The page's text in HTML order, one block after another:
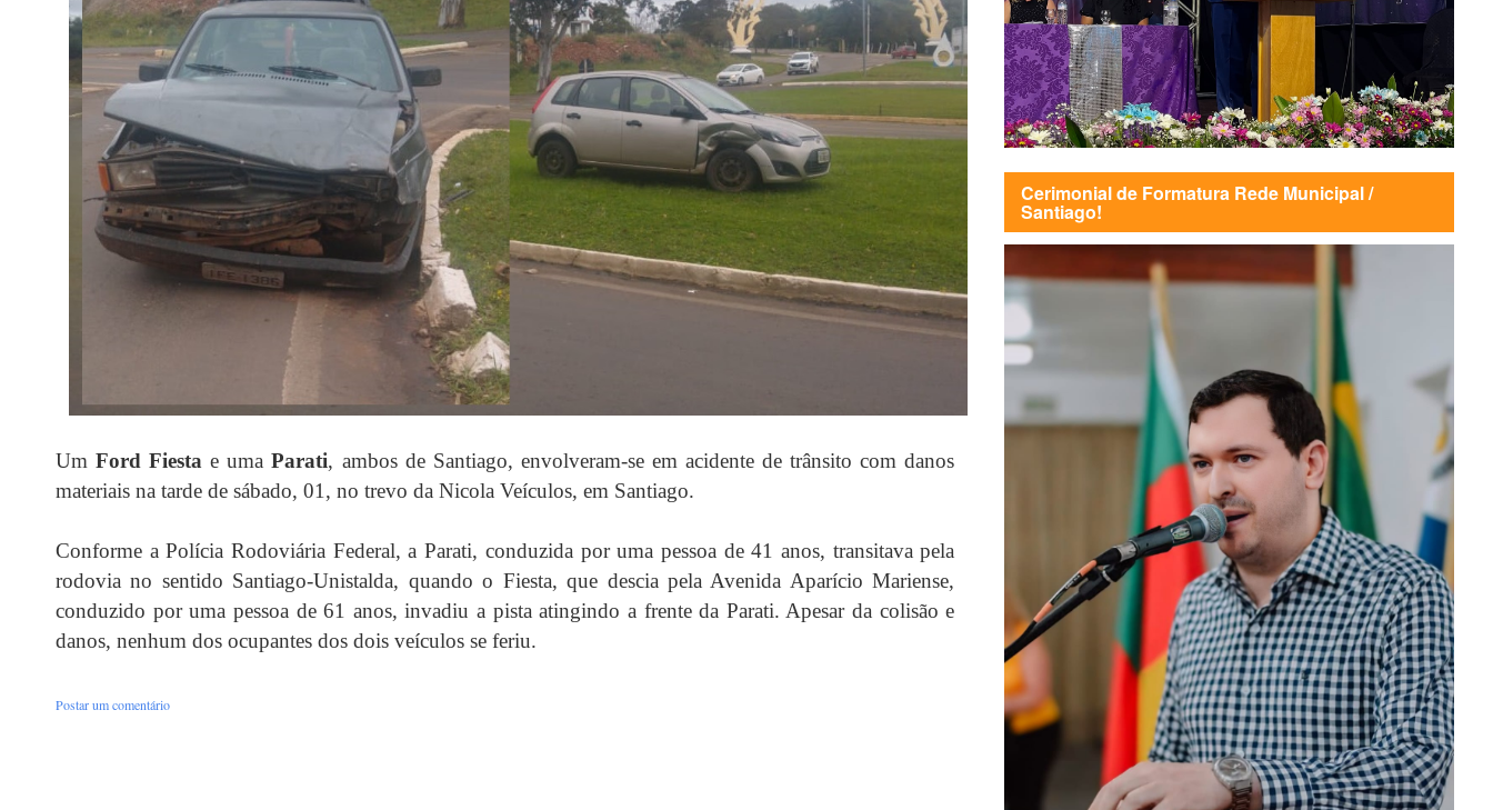
UmFord Fiesta e umaParati, ambos de Santiago, envolveram-se em acidente de trânsito com danos
materiais na tarde de sábado, 01, no trevo da Nicola Veículos, em Santiago.
Conforme a Polícia Rodoviária Federal, a Parati, conduzida por uma pessoa de 41 anos, transitava pela
rodovia no sentido Santiago-Unistalda, quando o Fiesta, que descia pela Avenida Aparício Mariense,
conduzido por uma pessoa de 61 anos, invadiu a pista atingindo a frente da Parati. Apesar da colisão e
danos, nenhum dos ocupantes dos dois veículos se feriu.
Postar um comentário
Cerimonial de Formatura Rede Municipal /
Santiago!